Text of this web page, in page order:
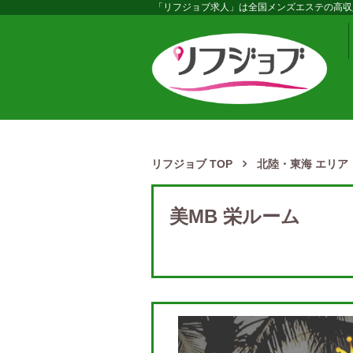
「リフジョブ求人」は全国メンズエステの高
リフジョブ TOP 北陸・東海 エリア
美MB 栄ルーム